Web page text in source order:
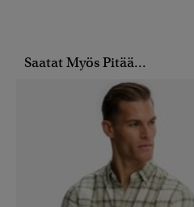
Saatat Myös Pitää...